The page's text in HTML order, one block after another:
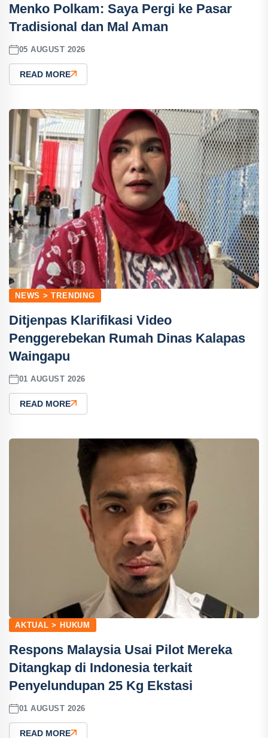
Menko Polkam: Saya Pergi ke Pasar
Tradisional dan Mal Aman
05 AUGUST 2026
READ MORE
NEWS > TRENDING
Ditjenpas Klarifikasi Video
Penggerebekan Rumah Dinas Kalapas
Waingapu
01 AUGUST 2026
READ MORE
AKTUAL > HUKUM
Respons Malaysia Usai Pilot Mereka
Ditangkap di Indonesia terkait
Penyelundupan 25 Kg Ekstasi
01 AUGUST 2026
READ MORE